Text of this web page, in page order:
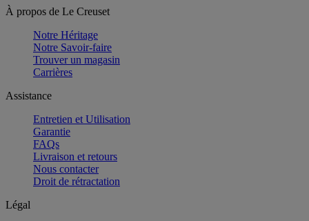
À propos de Le Creuset
Notre Héritage
Notre Savoir-faire
Trouver un magasin
Carrières
Assistance
Entretien et Utilisation
Garantie
FAQs
Livraison et retours
Nous contacter
Droit de rétractation
Légal